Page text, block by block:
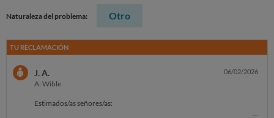
Naturaleza del problema: Otro
TU RECLAMACIÓN
J. A.
A: Wible
06/02/2026
Estimados/as señores/as: